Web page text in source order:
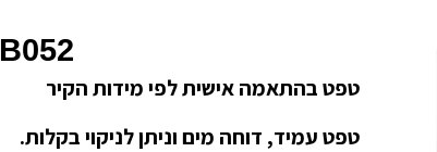
B052
טפט בהתאמה אישית לפי מידות הקיר
טפט עמיד, דוחה מים וניתן לניקוי בקלות.